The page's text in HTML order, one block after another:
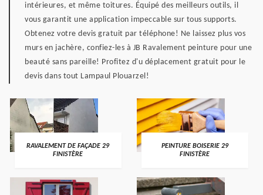
intérieures, et même toitures. Équipé des meilleurs outils, il
vous garantit une application impeccable sur tous supports.
Obtenez votre devis gratuit par téléphone! Ne laissez plus vos
murs en jachère, confiez-les à JB Ravalement peinture pour une
beauté sans pareille! Profitez d'u déplacement gratuit pour le
devis dans tout Lampaul Plouarzel!
RAVALEMENT DE FAÇADE 29
FINISTÈRE
PEINTURE BOISERIE 29
FINISTÈRE